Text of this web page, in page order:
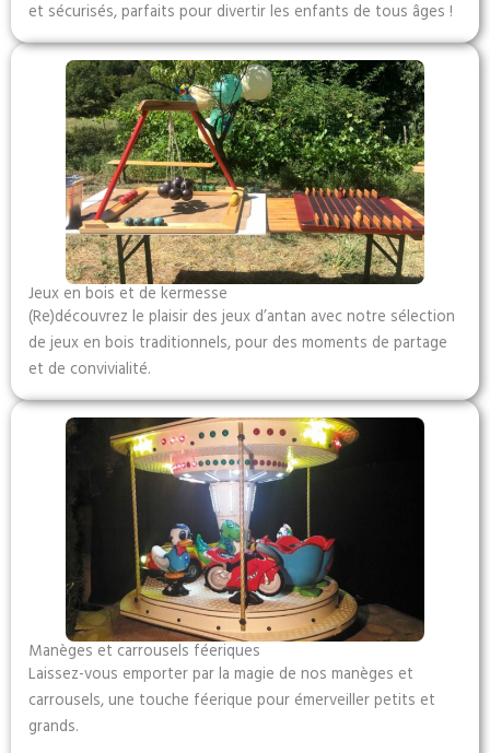
et sécurisés, parfaits pour divertir les enfants de tous âges !
Jeux en bois et de kermesse
(Re)découvrez le plaisir des jeux d’antan avec notre sélection
de jeux en bois traditionnels, pour des moments de partage
et de convivialité.
Manèges et carrousels féeriques
Laissez-vous emporter par la magie de nos manèges et
carrousels, une touche féerique pour émerveiller petits et
grands.